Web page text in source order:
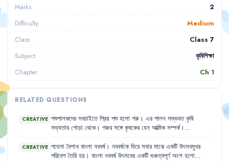
Marks 2
Difficulty Medium
Class Class 7
Subject কৃষিশিক্ষা
Chapter Ch 1
RELATED QUESTIONS
CREATIVE পশুপালকদের সবচাইতে প্রিয় পশু হলো গরু । এর পালন সম্ভবত কৃষি
সভ্যতার গোড়া থেকে। গরুর সঙ্গে কৃষকের যেন আত্মিক সম্পর্ক।
কম এবং এরা বেশ রোগবালাই সহিষ্ণু।
CREATIVE পহেলা বৈশাখ বাংলা নববর্ষ। নববর্ষকে ঘিরে সবার মাঝে একটি উৎসবমুখর
পরিবেশ তৈরি হয় । বাংলা নববর্ষ উৎসবের একটি গুরুত্বপূর্ণ অংশ হলো